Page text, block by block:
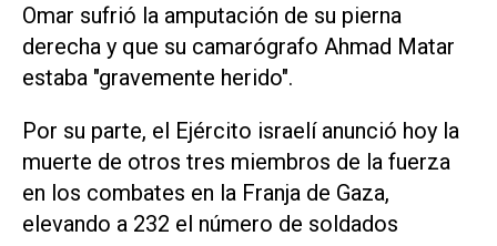
Omar sufrió la amputación de su pierna
derecha y que su camarógrafo Ahmad Matar
estaba "gravemente herido".
Por su parte, el Ejército israelí anunció hoy la
muerte de otros tres miembros de la fuerza
en los combates en la Franja de Gaza,
elevando a 232 el número de soldados